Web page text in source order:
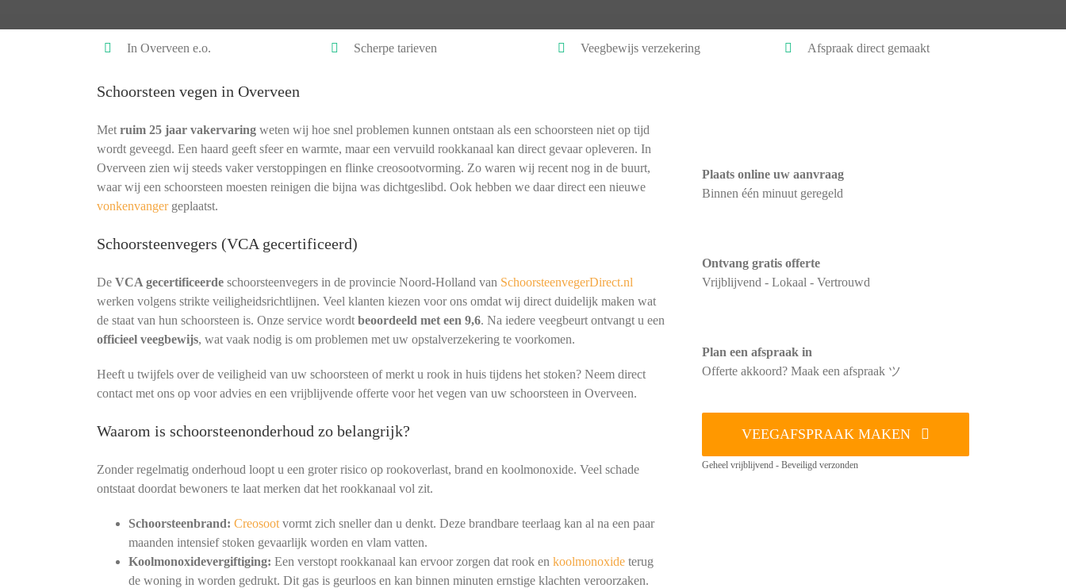
In Overveen e.o. Scherpe tarieven Veegbewijs verzekering Afspraak direct gemaakt
Schoorsteen vegen in Overveen
Met ruim 25 jaar vakervaringweten wij hoe snel problemen kunnen ontstaan als een schoorsteen niet op tijd
wordt geveegd. Een haard geeft sfeer en warmte, maar een vervuild rookkanaal kan direct gevaar opleveren. In
Overveen zien wij steeds vaker verstoppingen en flinke creosootvorming. Zo waren wij recent nog in de buurt,
waar wij een schoorsteen moesten reinigen die bijna was dichtgeslibd. Ook hebben we daar direct een nieuwe
vonkenvangergeplaatst.
Schoorsteenvegers (VCA gecertificeerd)
De VCA gecertificeerdeschoorsteenvegers in de provincie Noord-Holland van SchoorsteenvegerDirect.nl
werken volgens strikte veiligheidsrichtlijnen. Veel klanten kiezen voor ons omdat wij direct duidelijk maken wat
de staat van hun schoorsteen is. Onze service wordt beoordeeld met een 9,6. Na iedere veegbeurt ontvangt u een
officieel veegbewijs, wat vaak nodig is om problemen met uw opstalverzekering te voorkomen.
Heeft u twijfels over de veiligheid van uw schoorsteen of merkt u rook in huis tijdens het stoken? Neem direct
contact met ons op voor advies en een vrijblijvende offerte voor het vegen van uw schoorsteen in Overveen.
Waarom is schoorsteenonderhoud zo belangrijk?
Zonder regelmatig onderhoud loopt u een groter risico op rookoverlast, brand en koolmonoxide. Veel schade
ontstaat doordat bewoners te laat merken dat het rookkanaal vol zit.
Schoorsteenbrand: Creosootvormt zich sneller dan u denkt. Deze brandbare teerlaag kan al na een paar
maanden intensief stoken gevaarlijk worden en vlam vatten.
Koolmonoxidevergiftiging: Een verstopt rookkanaal kan ervoor zorgen dat rook en koolmonoxideterug
de woning in worden gedrukt. Dit gas is geurloos en kan binnen minuten ernstige klachten veroorzaken.
Plaats online uw aanvraag
Binnen één minuut geregeld
Ontvang gratis offerte
Vrijblijvend - Lokaal - Vertrouwd
Plan een afspraak in
Offerte akkoord? Maak een afspraak ツ
VEEGAFSPRAAK MAKEN
Geheel vrijblijvend - Beveiligd verzonden